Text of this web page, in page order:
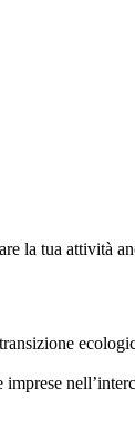
la tua attività